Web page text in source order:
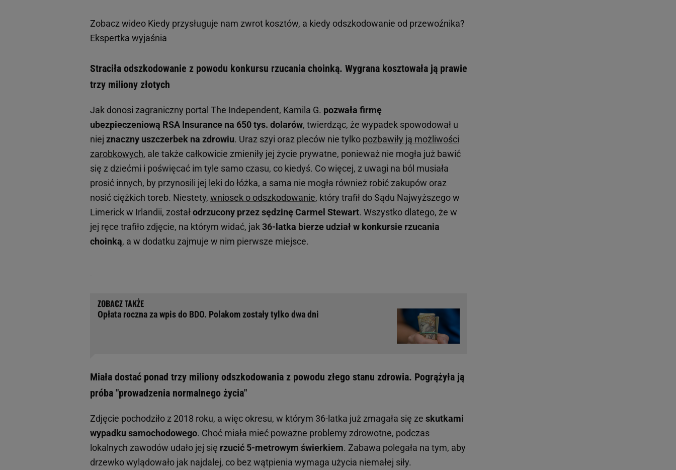
Zobacz wideo Kiedy przysługuje nam zwrot kosztów, a kiedy odszkodowanie od przewoźnika?
Ekspertka wyjaśnia
Straciła odszkodowanie z powodu konkursu rzucania choinką. Wygrana kosztowała ją prawie
trzy miliony złotych
Jak donosi zagraniczny portal The Independent, Kamila G. pozwała firmę
ubezpieczeniową RSA Insurance na 650 tys. dolarów, twierdząc, że wypadek spowodował u
niej znaczny uszczerbek na zdrowiu. Uraz szyi oraz pleców nie tylko pozbawiły ją możliwości
zarobkowych, ale także całkowicie zmieniły jej życie prywatne, ponieważ nie mogła już bawić
się z dziećmi i poświęcać im tyle samo czasu, co kiedyś. Co więcej, z uwagi na ból musiała
prosić innych, by przynosili jej leki do łóżka, a sama nie mogła również robić zakupów oraz
nosić ciężkich toreb. Niestety, wniosek o odszkodowanie, który trafił do Sądu Najwyższego w
Limerick w Irlandii, zostałodrzucony przez sędzinę Carmel Stewart. Wszystko dlatego, że w
jej ręce trafiło zdjęcie, na którym widać, jak36-latka bierze udział w konkursie rzucania
choinką, a w dodatku zajmuje w nim pierwsze miejsce.
Opłata roczna za wpis do BDO. Polakom zostały tylko dwa dni
Miała dostać ponad trzy miliony odszkodowania z powodu złego stanu zdrowia. Pogrążyła ją
próba "prowadzenia normalnego życia"
Zdjęcie pochodziło z 2018 roku, a więc okresu, w którym 36-latka już zmagała się ze skutkami
wypadku samochodowego. Choć miała mieć poważne problemy zdrowotne, podczas
lokalnych zawodów udało jej się rzucić 5-metrowym świerkiem. Zabawa polegała na tym, aby
drzewko wylądowało jak najdalej, co bez wątpienia wymaga użycia niemałej siły.